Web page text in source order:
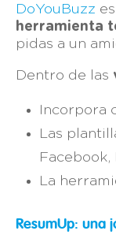
DoYouBuzz
herramienta
pidas a un
Dentro de las
Incorpora
Las
Facebook,
La
ResumUp: una